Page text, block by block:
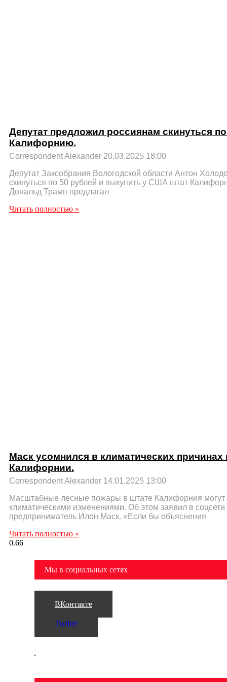
Депутат предложил россиянам скинуться
Калифорнию.
Correspondent Alexander 20.03.2025 18:00
Депутат Заксобрания Вологодской области Антон
скинуться по 50 рублей и выкупить у США штат
Дональд Трамп предлагал
Читать полностью »
Маск усомнился в климатических причинах
Калифорнии.
Correspondent Alexander 14.01.2025 13:00
Масштабные лесные пожары в штате Калифорния
климатическими изменениями. Об этом заявил в
предприниматель Илон Маск. «Если бы объяснения
Читать полностью »
Мы в социальных сетях
ВКонтакте
Twitter